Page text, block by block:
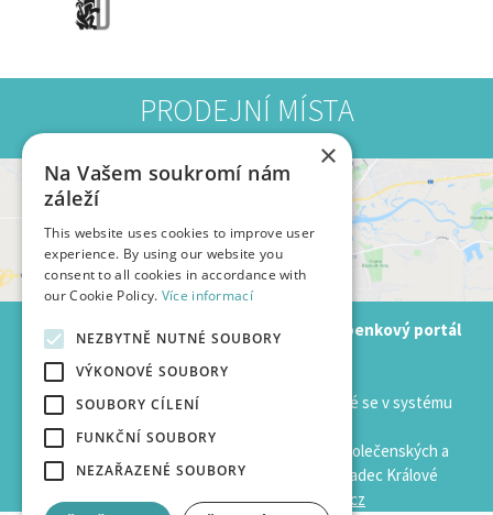
PRODEJNÍ MÍSTA
HKPOINT.CZ je rezervační a prodejní vstupenkový portál
Programy zde uvedené jsou pouze ty, na které se v systému
Informace o kompletní nabídce kulturních, společenských a
sportovních událostí konaných ve městě Hradec Králové
a okolí najdete na portálehkinfo.cz
×
Na Vašem soukromí nám
záleží
This website uses cookies to improve user
experience. By using our website you
consent to all cookies in accordance with
our Cookie Policy. Více informací
NEZBYTNĚ NUTNÉ SOUBORY
VÝKONOVÉ SOUBORY
SOUBORY CÍLENÍ
FUNKČNÍ SOUBORY
NEZAŘAZENÉ SOUBORY